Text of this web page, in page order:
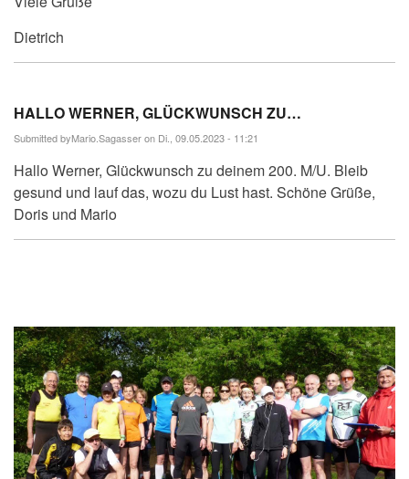
Dietrich
HALLO WERNER, GLÜCKWUNSCH ZU…
Submitted byMario.Sagasseron Di., 09.05.2023 - 11:21
Hallo Werner, Glückwunsch zu deinem 200. M/U. Bleib
gesund und lauf das, wozu du Lust hast. Schöne Grüße,
Doris und Mario